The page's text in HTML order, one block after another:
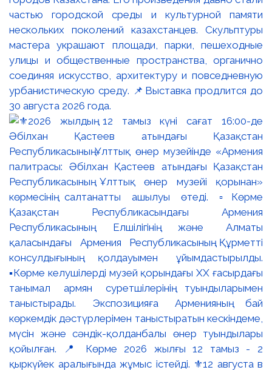
частью городской среды и культурной памяти
нескольких поколений казахстанцев. Скульптуры
мастера украшают площади, парки, пешеходные
улицы и общественные пространства, органично
соединяя искусство, архитектуру и повседневную
урбанистическую среду. 📌Выставка продлится до
30 августа 2026 года.